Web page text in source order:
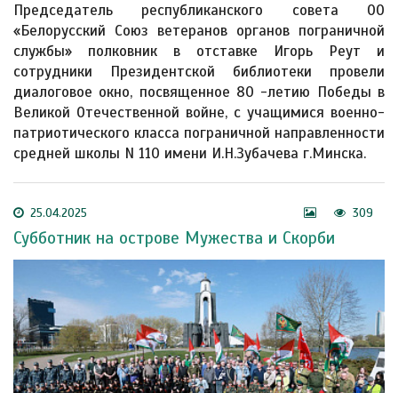
Председатель республиканского совета ОО
«Белорусский Союз ветеранов органов пограничной
службы» полковник в отставке Игорь Реут и
сотрудники Президентской библиотеки провели
диалоговое окно, посвященное 80 -летию Победы в
Великой Отечественной войне, с учащимися военно-
патриотического класса пограничной направленности
средней школы N 110 имени И.Н.Зубачева г.Минска.
25.04.2025 309
Субботник на острове Мужества и Скорби